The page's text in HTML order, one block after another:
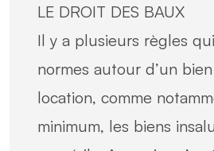
LE DROIT DES BAUX
Il y a plusieurs règles
normes autour d’un
location, comme
minimum, les biens